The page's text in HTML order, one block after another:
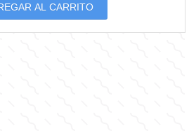
AL CARRITO